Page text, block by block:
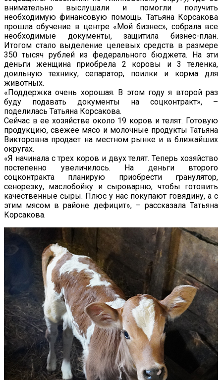
внимательно выслушали и помогли получить
необходимую финансовую помощь. Татьяна Корсакова
прошла обучение в центре «Мой бизнес», собрала все
необходимые документы, защитила бизнес-план.
Итогом стало выделение целевых средств в размере
350 тысяч рублей из федерального бюджета. На эти
деньги женщина приобрела 2 коровы и 3 теленка,
доильную технику, сепаратор, поилки и корма для
животных.
«Поддержка очень хорошая. В этом году я второй раз
буду подавать документы на соцконтракт», –
поделилась Татьяна Корсакова.
Сейчас в ее хозяйстве около 19 коров и телят. Готовую
продукцию, свежее мясо и молочные продукты Татьяна
Викторовна продает на местном рынке и в ближайших
округах.
«Я начинала с трех коров и двух телят. Теперь хозяйство
постепенно увеличилось. На деньги второго
соцконтракта планирую приобрести гранулятор,
сенорезку, маслобойку и сыроварню, чтобы готовить
качественные сыры. Плюс у нас покупают говядину, а с
этим мясом в районе дефицит», – рассказала Татьяна
Корсакова.